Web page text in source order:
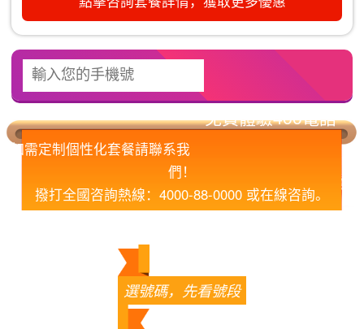
如需定制個性化套餐請聯系我
們！
撥打全國咨詢熱線：4000-88-0000 或在線咨詢。
您的滿意，我們的責任！
選號碼，先看號段